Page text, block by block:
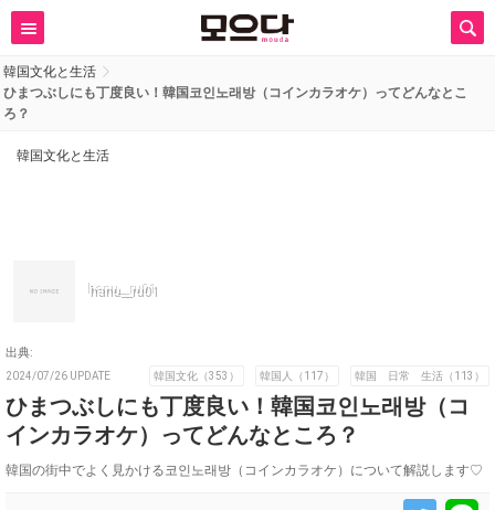
韓国文化と生活
ひまつぶしにも丁度良い！韓国코인노래방（コインカラオケ）ってどんなとこ
ろ？
韓国文化と生活
hanu__ru01
出典:
2024/07/26 UPDATE 韓国文化（353） 韓国人（117） 韓国 日常 生活（113）
ひまつぶしにも丁度良い！韓国코인노래방（コ
インカラオケ）ってどんなところ？
韓国の街中でよく見かける코인노래방（コインカラオケ）について解説します♡